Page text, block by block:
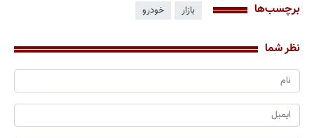
برچسب‌ها بازار خودرو
نظر شما